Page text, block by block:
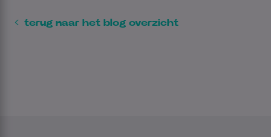
terug naar het blog overzicht